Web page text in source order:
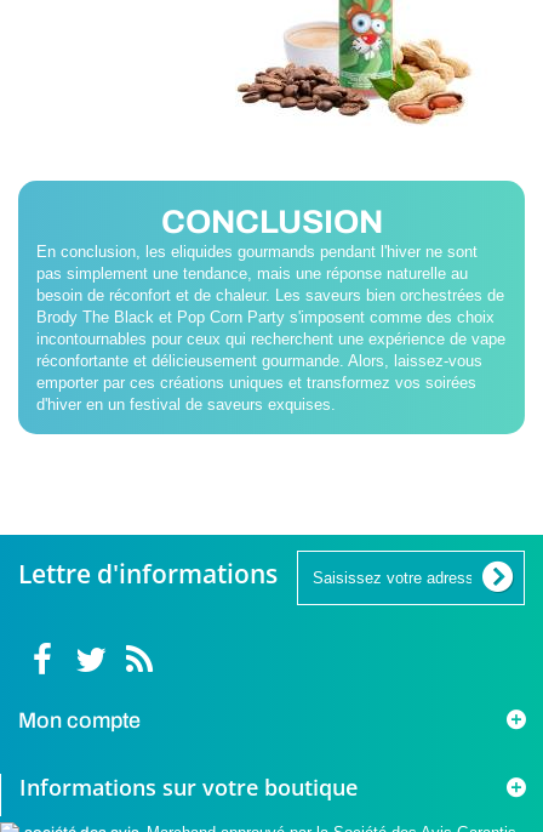
CONCLUSION
En conclusion, les eliquides gourmands pendant l'hiver ne sont
pas simplement une tendance, mais une réponse naturelle au
besoin de réconfort et de chaleur. Les saveurs bien orchestrées de
Brody The Black et Pop Corn Party s'imposent comme des choix
incontournables pour ceux qui recherchent une expérience de vape
réconfortante et délicieusement gourmande. Alors, laissez-vous
emporter par ces créations uniques et transformez vos soirées
d'hiver en un festival de saveurs exquises.
Lettre d'informations
Mon compte
Informations sur votre boutique